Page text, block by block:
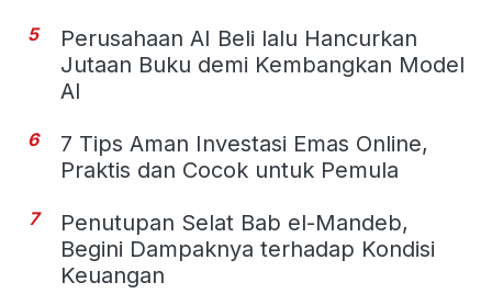
5
Perusahaan AI Beli lalu Hancurkan
Jutaan Buku demi Kembangkan Model
AI
6
7 Tips Aman Investasi Emas Online,
Praktis dan Cocok untuk Pemula
7
Penutupan Selat Bab el-Mandeb,
Begini Dampaknya terhadap Kondisi
Keuangan